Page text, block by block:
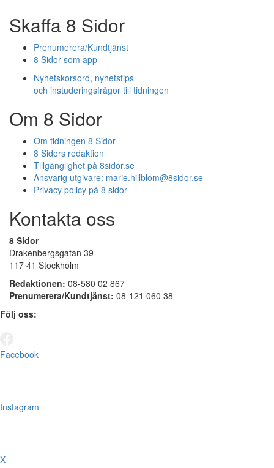
Skaffa 8 Sidor
Prenumerera/Kundtjänst
8 Sidor som app
Nyhetskorsord, nyhetstips
och instuderingsfrågor till tidningen
Om 8 Sidor
Om tidningen 8 Sidor
8 Sidors redaktion
Tillgänglighet på 8sidor.se
Ansvarig utgivare: marie.hillblom@8sidor.se
Privacy policy på 8 sidor
Kontakta oss
8 Sidor
Drakenbergsgatan 39
117 41 Stockholm
Redaktionen: 08-580 02 867
Prenumerera/Kundtjänst: 08-121 060 38
Följ oss:
Facebook
Instagram
X